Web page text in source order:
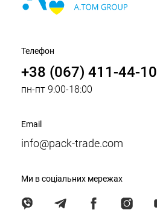
Телефон
+38 (067) 411-44-10
пн-пт 9:00-18:00
Email
info@pack-trade.com
Ми в соціальних мережах